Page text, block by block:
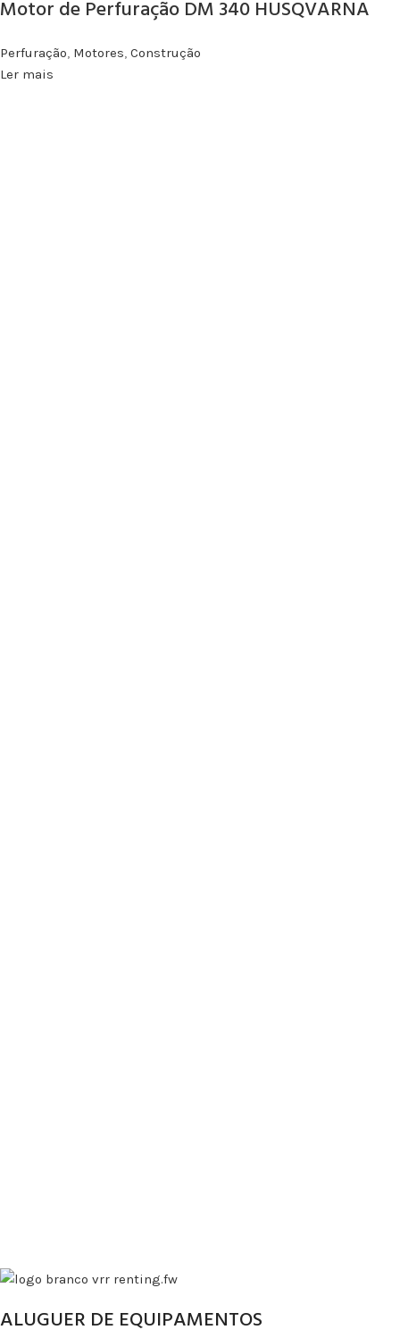
Motor de Perfuração DM 340 HUSQVARNA
Perfuração, Motores, Construção
Ler mais
ALUGUER DE EQUIPAMENTOS